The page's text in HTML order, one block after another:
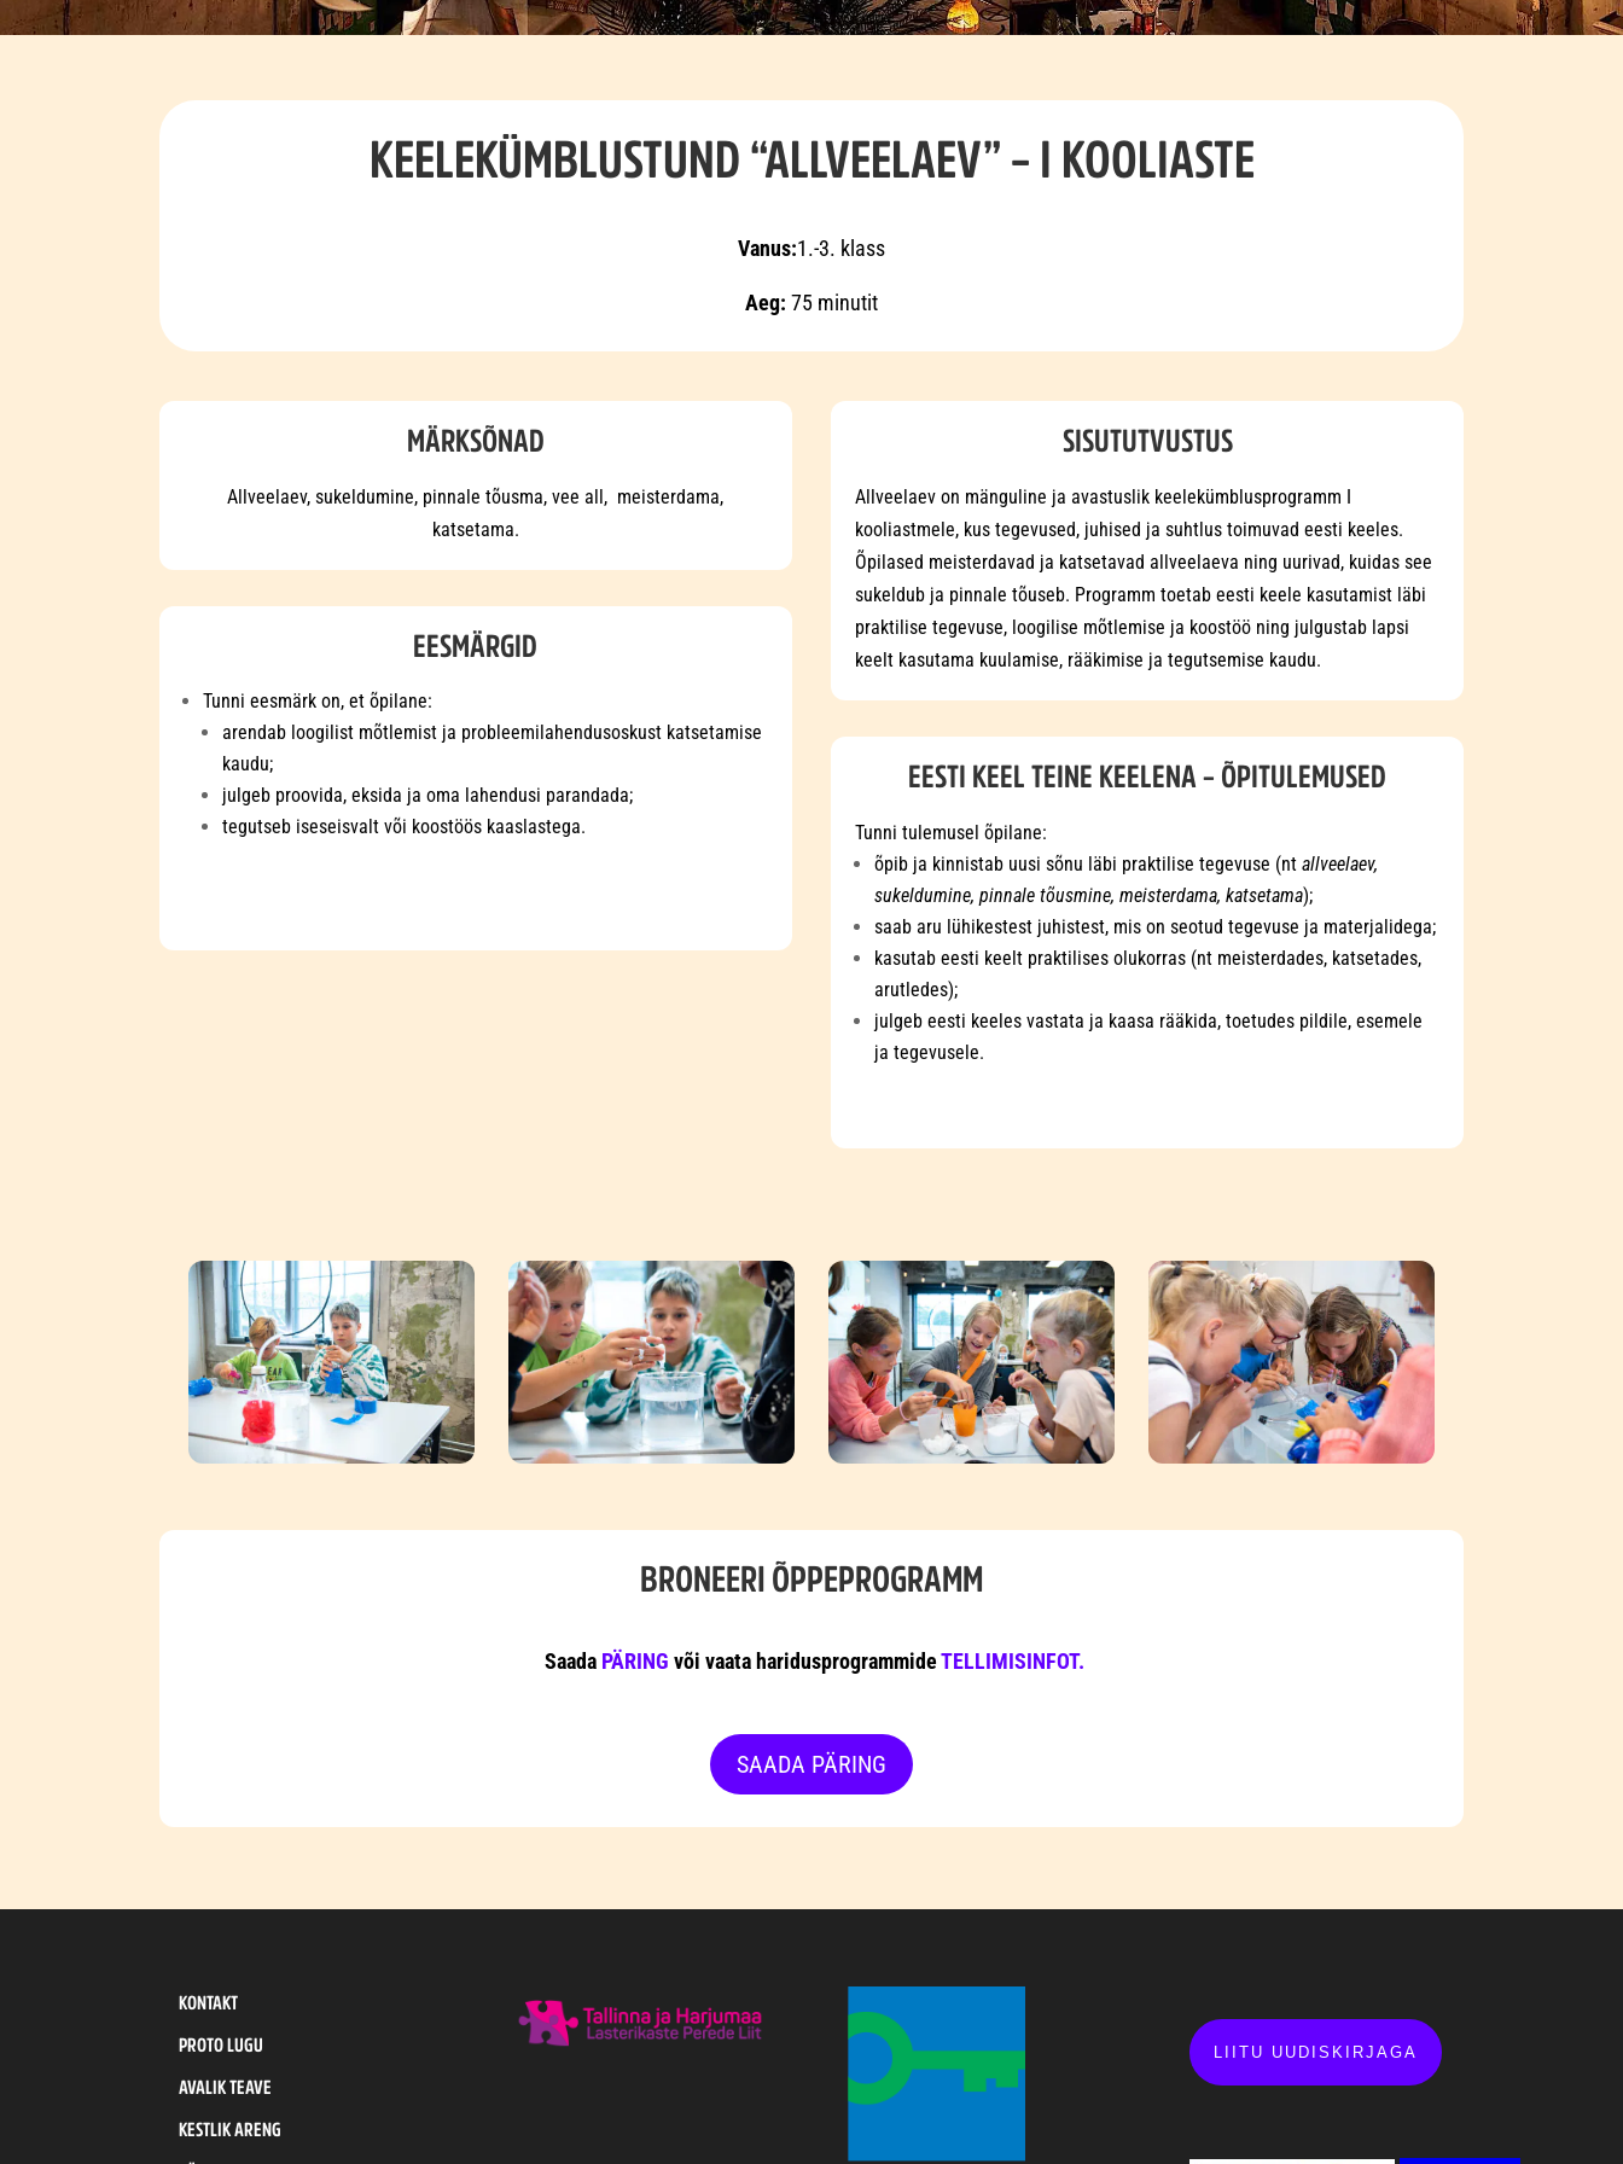
KEELEKÜMBLUSTUND “ALLVEELAEV” – I KOOLIASTE
Vanus:1.-3. klass
Aeg: 75 minutit
MÄRKSÕNAD
Allveelaev, sukeldumine, pinnale tõusma, vee all, meisterdama,
katsetama.
EESMÄRGID
Tunni eesmärk on, et õpilane:
arendab loogilist mõtlemist ja probleemilahendusoskust katsetamise
kaudu;
julgeb proovida, eksida ja oma lahendusi parandada;
tegutseb iseseisvalt või koostöös kaaslastega.
SISUTUTVUSTUS
Allveelaev on mänguline ja avastuslik keelekümblusprogramm I
kooliastmele, kus tegevused, juhised ja suhtlus toimuvad eesti keeles.
Õpilased meisterdavad ja katsetavad allveelaeva ning uurivad, kuidas see
sukeldub ja pinnale tõuseb. Programm toetab eesti keele kasutamist läbi
praktilise tegevuse, loogilise mõtlemise ja koostöö ning julgustab lapsi
keelt kasutama kuulamise, rääkimise ja tegutsemise kaudu.
EESTI KEEL TEINE KEELENA – ÕPITULEMUSED
Tunni tulemusel õpilane:
õpib ja kinnistab uusi sõnu läbi praktilise tegevuse (ntallveelaev,
sukeldumine, pinnale tõusmine, meisterdama, katsetama);
saab aru lühikestest juhistest, mis on seotud tegevuse ja materjalidega;
kasutab eesti keelt praktilises olukorras (nt meisterdades, katsetades,
arutledes);
julgeb eesti keeles vastata ja kaasa rääkida, toetudes pildile, esemele
ja tegevusele.
BRONEERI ÕPPEPROGRAMM
Saada PÄRING või vaata haridusprogrammideTELLIMISINFOT.
SAADA PÄRING
KONTAKT
PROTO LUGU
AVALIK TEAVE
KESTLIK ARENG
LIITU UUDISKIRJAGA